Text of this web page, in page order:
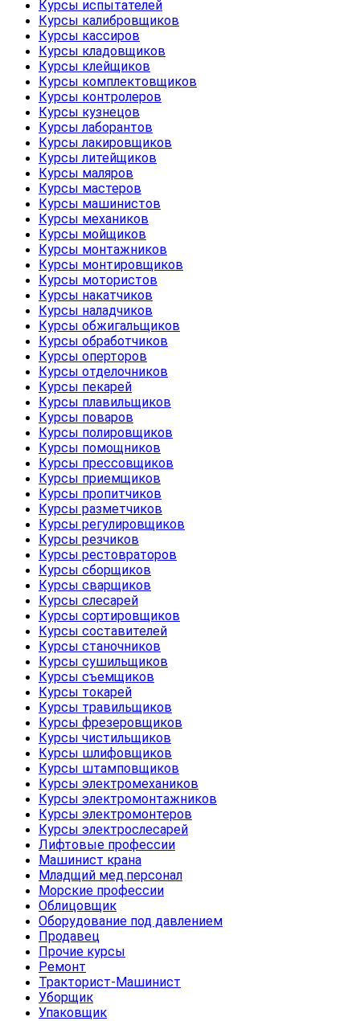
Курсы испытателей
Курсы калибровщиков
Курсы кассиров
Курсы кладовщиков
Курсы клейщиков
Курсы комплектовщиков
Курсы контролеров
Курсы кузнецов
Курсы лаборантов
Курсы лакировщиков
Курсы литейщиков
Курсы маляров
Курсы мастеров
Курсы машинистов
Курсы механиков
Курсы мойщиков
Курсы монтажников
Курсы монтировщиков
Курсы мотористов
Курсы накатчиков
Курсы наладчиков
Курсы обжигальщиков
Курсы обработчиков
Курсы оперторов
Курсы отделочников
Курсы пекарей
Курсы плавильщиков
Курсы поваров
Курсы полировщиков
Курсы помощников
Курсы прессовщиков
Курсы приемщиков
Курсы пропитчиков
Курсы разметчиков
Курсы регулировщиков
Курсы резчиков
Курсы рестовраторов
Курсы сборщиков
Курсы сварщиков
Курсы слесарей
Курсы сортировщиков
Курсы составителей
Курсы станочников
Курсы сушильщиков
Курсы съемщиков
Курсы токарей
Курсы травильщиков
Курсы фрезеровщиков
Курсы чистильщиков
Курсы шлифовщиков
Курсы штамповщиков
Курсы электромехаников
Курсы электромонтажников
Курсы электромонтеров
Курсы электрослесарей
Лифтовые профессии
Машинист крана
Младщий мед.персонал
Морские профессии
Облицовщик
Оборудование под давлением
Продавец
Прочие курсы
Ремонт
Тракторист-Машинист
Уборщик
Упаковщик